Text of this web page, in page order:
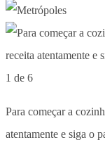
1 de 6
Para começar a
atentamente e siga o